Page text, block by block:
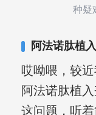
种疑
阿法诺肽植
哎呦喂，较
阿法诺肽植
这问题，听